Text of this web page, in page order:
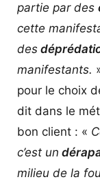
partie par des
cette
des
manifestants.
pour le choix
dit dans le
bon client : «
c’est un
milieu de la